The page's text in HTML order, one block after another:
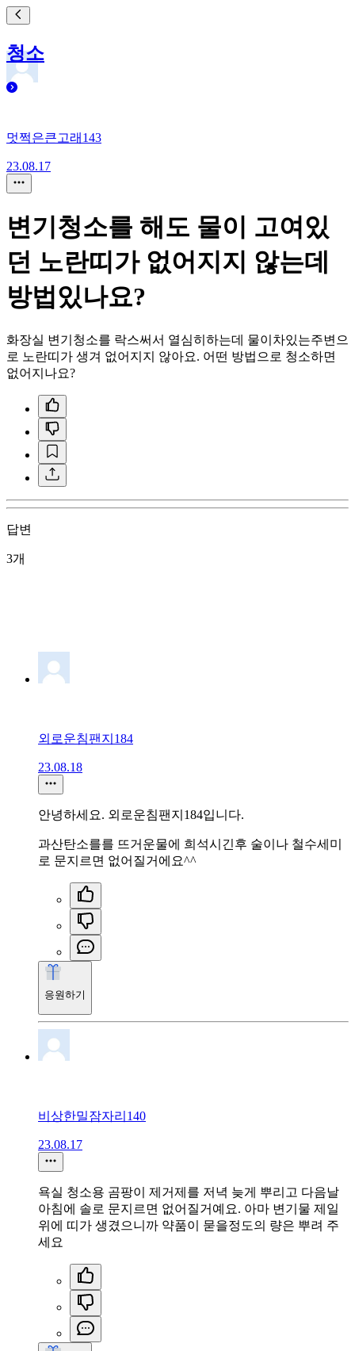
청소
멋쩍은큰고래143
23.08.17
변기청소를 해도 물이 고여있
던 노란띠가 없어지지 않는데
방법있나요?
화장실 변기청소를 락스써서 열심히하는데 물이차있는주변으
로 노란띠가 생겨 없어지지 않아요. 어떤 방법으로 청소하면
없어지나요?
답변
3개
외로운침팬지184
23.08.18
안녕하세요. 외로운침팬지184입니다.
과산탄소를를 뜨거운물에 희석시긴후 술이나 철수세미
로 문지르면 없어질거에요^^
응원하기
비상한밀잠자리140
23.08.17
욕실 청소용 곰팡이 제거제를 저녁 늦게 뿌리고 다음날
아침에 솔로 문지르면 없어질거예요. 아마 변기물 제일
위에 띠가 생겼으니까 약품이 묻을정도의 량은 뿌려 주
세요